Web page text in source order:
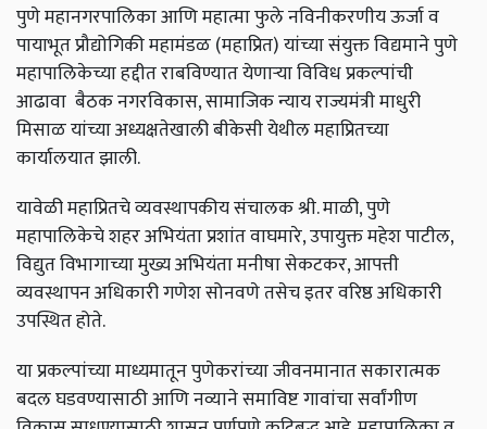
पुणेमहानगरपालिकाआणिमहात्माफुलेनविनीकरणीयऊर्जाव
पायाभूतप्रौद्योगिकीमहामंडळ(महाप्रित)यांच्यासंयुक्तविद्यमानेपुणे
महापालिकेच्याहद्दीतराबविण्यातयेणाऱ्याविविधप्रकल्पांची
आढावा बैठकनगरविकास,सामाजिकन्यायराज्यमंत्रीमाधुरी
मिसाळयांच्याअध्यक्षतेखालीबीकेसीयेथीलमहाप्रितच्या
कार्यालयातझाली.
यावेळीमहाप्रितचेव्यवस्थापकीयसंचालकश्री.माळी,पुणे
महापालिकेचेशहरअभियंताप्रशांतवाघमारे,उपायुक्तमहेशपाटील,
विद्युतविभागाच्यामुख्यअभियंतामनीषासेकटकर,आपत्ती
व्यवस्थापनअधिकारीगणेशसोनवणेतसेचइतरवरिष्ठअधिकारी
उपस्थितहोते.
याप्रकल्पांच्यामाध्यमातूनपुणेकरांच्याजीवनमानातसकारात्मक
बदलघडवण्यासाठीआणिनव्यानेसमाविष्टगावांचासर्वांगीण